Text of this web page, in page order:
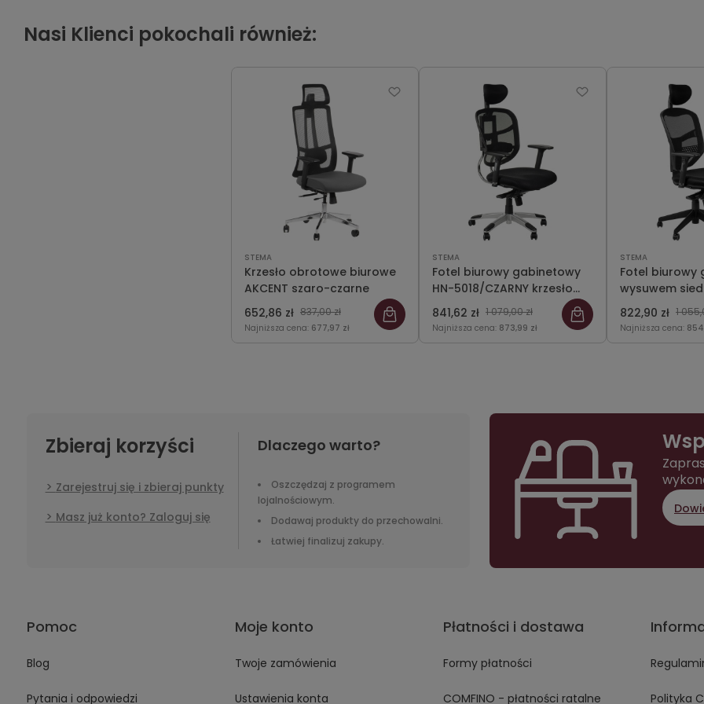
Nasi Klienci pokochali również:
STEMA
Krzesło obrotowe biurowe
AKCENT szaro-czarne
652,86 zł 837,00 zł
Najniższa cena: 677,97 zł
STEMA
Fotel biurowy gabinetowy
HN-5018/CZARNY krzesło
biurowe obrotowe
841,62 zł 1 079,00 zł
Najniższa cena: 873,99 zł
STEMA
Fotel biurowy
wysuwem
5038/CZARNY
biurowe
822,90 zł 1
Najniższa cena:
Zbieraj korzyści
Zarejestruj się i zbieraj punkty
Masz już konto? Zaloguj się
Dlaczego warto?
Oszczędzaj z programem
lojalnościowym.
Dodawaj produkty do przechowalni.
Łatwiej finalizuj zakupy.
Pomoc
Blog
Pytania i odpowiedzi
Moje konto
Twoje zamówienia
Ustawienia konta
Płatności i dostawa
Formy płatności
COMFINO - płatności ratalne Polityka